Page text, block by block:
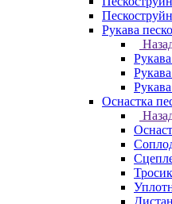
Рукава
Оснастка